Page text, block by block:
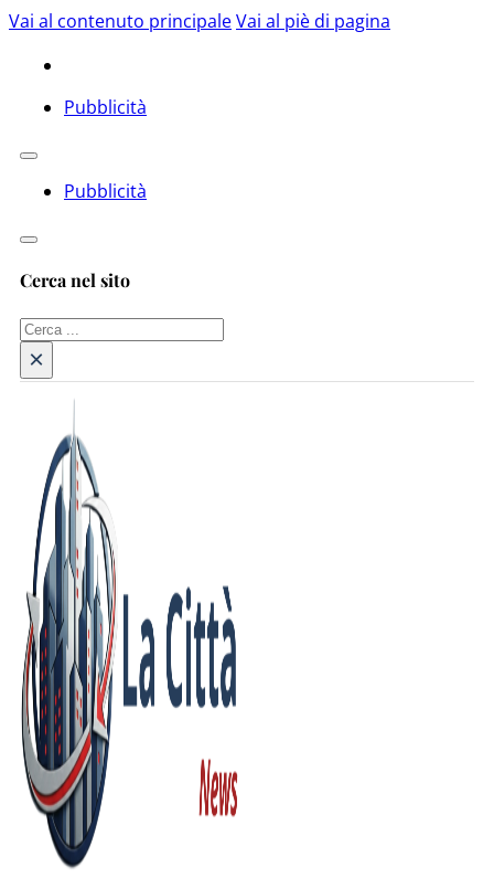
Vai al contenuto principaleVai al piè di pagina
Pubblicità
Pubblicità
Cerca nel sito
Cerca
×